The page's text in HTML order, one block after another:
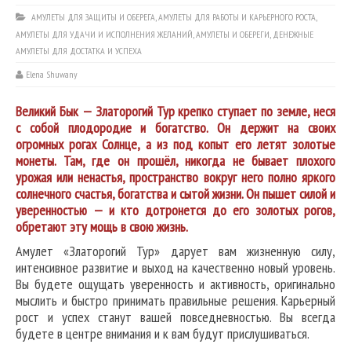
АМУЛЕТЫ ДЛЯ ЗАЩИТЫ И ОБЕРЕГА,АМУЛЕТЫ ДЛЯ РАБОТЫ И КАРЬЕРНОГО РОСТА,
АМУЛЕТЫ ДЛЯ УДАЧИ И ИСПОЛНЕНИЯ ЖЕЛАНИЙ,АМУЛЕТЫ И ОБЕРЕГИ, ДЕНЕЖНЫЕ
АМУЛЕТЫ ДЛЯ ДОСТАТКА И УСПЕХА
Elena Shuwany
Великий Бык — Златорогий Тур крепко ступает по земле, неся
с собой плодородие и богатство. Он держит на своих
огромных рогах Солнце, а из под копыт его летят золотые
монеты. Там, где он прошёл, никогда не бывает плохого
урожая или ненастья, пространство вокруг него полно яркого
солнечного счастья, богатства и сытой жизни. Он пышет силой и
уверенностью — и кто дотронется до его золотых рогов,
обретают эту мощь в свою жизнь.
Амулет «Златорогий Тур» дарует вам жизненную силу,
интенсивное развитие и выход на качественно новый уровень.
Вы будете ощущать уверенность и активность, оригинально
мыслить и быстро принимать правильные решения. Карьерный
рост и успех станут вашей повседневностью. Вы всегда
будете в центре внимания и к вам будут прислушиваться.